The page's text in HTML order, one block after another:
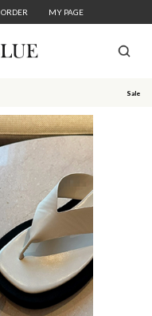
ORDER MY PAGE
Sale